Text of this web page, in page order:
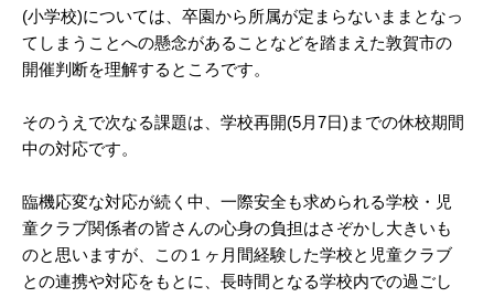
(小学校)については、卒園から所属が定まらないままとなっ
てしまうことへの懸念があることなどを踏まえた敦賀市の
開催判断を理解するところです。
そのうえで次なる課題は、学校再開(5月7日)までの休校期間
中の対応です。
臨機応変な対応が続く中、一際安全も求められる学校・児
童クラブ関係者の皆さんの心身の負担はさぞかし大きいも
のと思いますが、この１ヶ月間経験した学校と児童クラブ
との連携や対応をもとに、長時間となる学校内での過ごし